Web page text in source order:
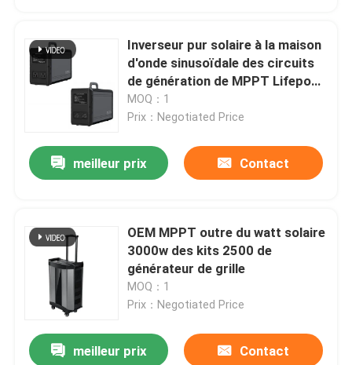
Inverseur pur solaire à la maison
d'onde sinusoïdale des circuits
de génération de MPPT Lifepo4
1500w
MOQ：1
Prix：Negotiated Price
meilleur prix Contact
OEM MPPT outre du watt solaire
3000w des kits 2500 de
générateur de grille
MOQ：1
Prix：Negotiated Price
meilleur prix Contact